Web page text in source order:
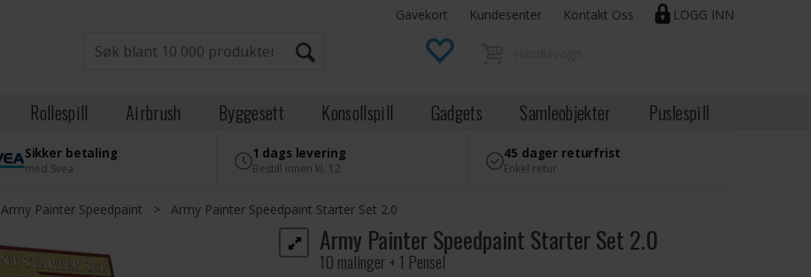
LOGG INN
Gavekort Kundesenter Kontakt Oss
Rollespill Airbrush Byggesett Konsollspill Gadgets Samleobjekter Puslespill
Sikker betaling
med Svea
1 dags levering
Bestill innen kl. 12
45 dager returfrist
Enkel retur
Army Painter Speedpaint > Army Painter Speedpaint Starter Set 2.0
Army Painter Speedpaint Starter Set 2.0
10 malinger + 1 Pensel